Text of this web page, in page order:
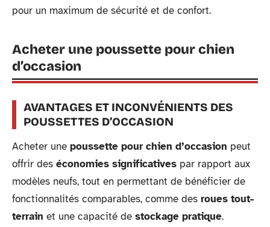
pour un maximum de sécurité et de confort.
Acheter une poussette pour chien
d’occasion
AVANTAGES ET INCONVÉNIENTS DES
POUSSETTES D’OCCASION
Acheter une poussette pour chien d’occasion peut
offrir des économies significatives par rapport aux
modèles neufs, tout en permettant de bénéficier de
fonctionnalités comparables, comme des roues tout-
terrain et une capacité de stockage pratique.